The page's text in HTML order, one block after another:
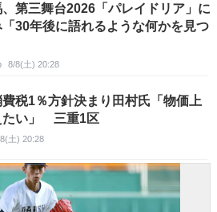
第三舞台2026「パレイドリア」に
30年後に語れるような何かを見つ
8/8(土) 20:28
税1％方針決まり田村氏「物価上
たい」 三重1区
土) 20:28